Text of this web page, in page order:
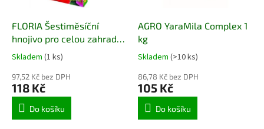
FLORIA Šestiměsíční
hnojivo pro celou zahradu
200 g
Skladem (1 ks)
97,52 Kč bez DPH
118 Kč
Do košíku
AGRO YaraMila Complex 1
kg
Skladem (>10 ks)
86,78 Kč bez DPH
105 Kč
Do košíku